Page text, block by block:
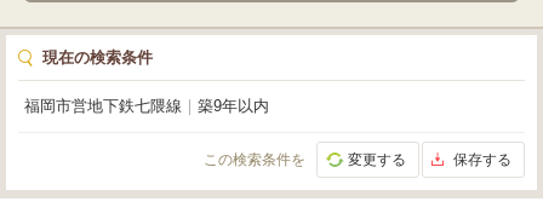
現在の検索条件
福岡市営地下鉄七隈線 築9年以内
この検索条件を 変更する 保存する